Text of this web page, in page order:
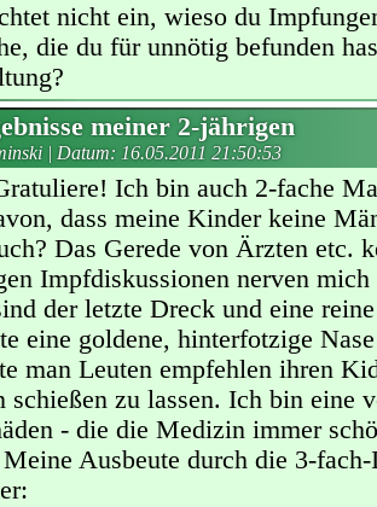
nicht ein, wieso du
die du für unnötig befunden
meiner 2-jährigen
| Datum: 16.05.2011 21:50:53
Ich bin auch 2-fache
dass meine Kinder keine
Das Gerede von Ärzten etc.
Impfdiskussionen nerven
der letzte Dreck und eine
eine goldene, hinterfotzige
man Leuten empfehlen ihren
schießen zu lassen. Ich bin eine
- die die Medizin immer
Ausbeute durch die 3-